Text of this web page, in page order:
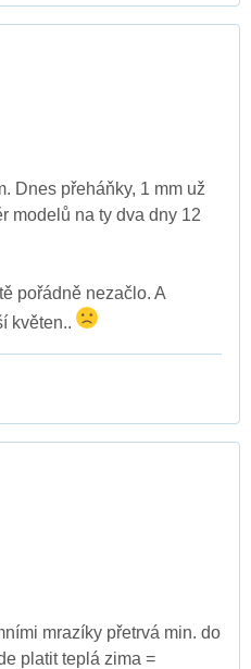
Dnes přeháňky, 1 mm už
modelů na ty dva dny 12
pořádně nezačlo. A
květen..
mrazíky přetrvá min. do
platit teplá zima =